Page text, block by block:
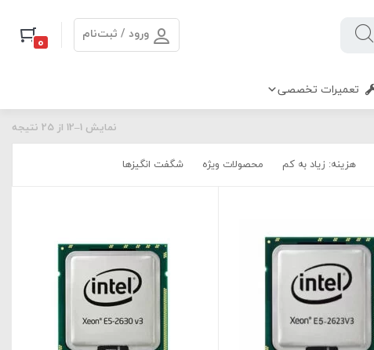
ورود / ثبت‌نام 0
تعمیرات تخصصی
نمایش 1–12 از 25 نتیجه
هزینه: زیاد به کم محصولات ویژه شگفت انگیزها